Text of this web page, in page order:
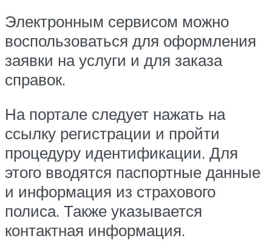
Электронным сервисом можно
воспользоваться для оформления
заявки на услуги и для заказа
справок.
На портале следует нажать на
ссылку регистрации и пройти
процедуру идентификации. Для
этого вводятся паспортные данные
и информация из страхового
полиса. Также указывается
контактная информация.